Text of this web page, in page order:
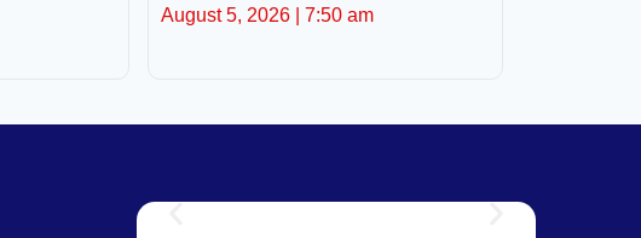
August 5, 2026 7:50 am